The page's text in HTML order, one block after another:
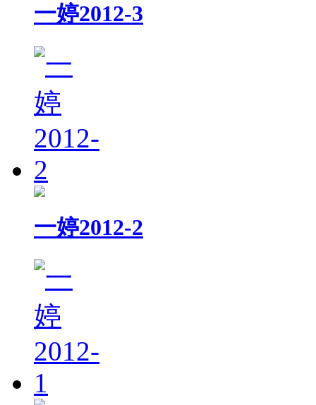
一婷2012-3
一婷2012-2